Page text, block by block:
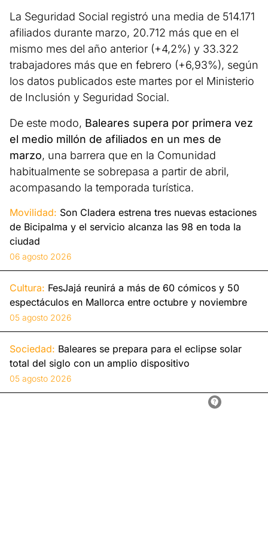
La Seguridad Social registró una media de 514.171
afiliados durante marzo, 20.712 más que en el
mismo mes del año anterior (+4,2%) y 33.322
trabajadores más que en febrero (+6,93%), según
los datos publicados este martes por el Ministerio
de Inclusión y Seguridad Social.
De este modo, Baleares supera por primera vez
el medio millón de afiliados en un mes de
marzo, una barrera que en la Comunidad
habitualmente se sobrepasa a partir de abril,
acompasando la temporada turística.
Movilidad: Son Cladera estrena tres nuevas estaciones
de Bicipalma y el servicio alcanza las 98 en toda la
ciudad
06 agosto 2026
Cultura: FesJajá reunirá a más de 60 cómicos y 50
espectáculos en Mallorca entre octubre y noviembre
05 agosto 2026
Sociedad: Baleares se prepara para el eclipse solar
total del siglo con un amplio dispositivo
05 agosto 2026